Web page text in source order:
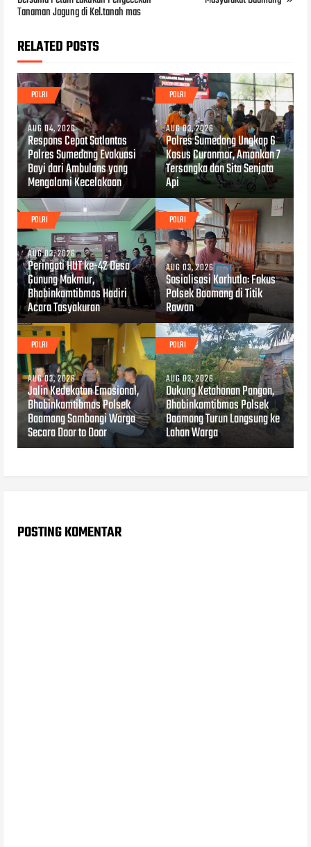
Tanaman Jagung di Kel.tanah mas
RELATED POSTS
POLRI
AUG 04, 2026
Respons Cepat Satlantas
Polres Sumedang Evakuasi
Bayi dari Ambulans yang
Mengalami Kecelakaan
POLRI
AUG 03, 2026
Polres Sumedang Ungkap 6
Kasus Curanmor, Amankan 7
Tersangka dan Sita Senjata
Api
POLRI
AUG 03, 2026
Peringati HUT ke-42 Desa
Gunung Makmur,
Bhabinkamtibmas Hadiri
Acara Tasyakuran
POLRI
AUG 03, 2026
Sosialisasi Karhutla: Fokus
Polsek Baamang di Titik
Rawan
POLRI
AUG 03, 2026
Jalin Kedekatan Emosional,
Bhabinkamtibmas Polsek
Baamang Sambangi Warga
Secara Door to Door
POLRI
AUG 03, 2026
Dukung Ketahanan Pangan,
Bhabinkamtibmas Polsek
Baamang Turun Langsung ke
Lahan Warga
POSTING KOMENTAR